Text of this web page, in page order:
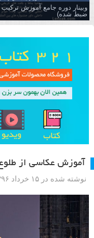
وبینار دوره جامع آموزش
ضبط شده)
آموزش عکاسی از
نوشته شده در ۱۵ خرداد ۱۳۹۶